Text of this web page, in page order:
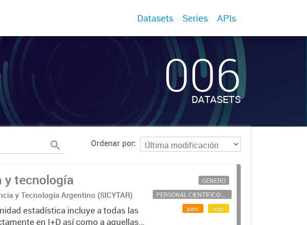
Datasets Series APIs
006
DATASETS
Ordenar por
y tecnología
y Tecnología Argentino (SICYTAR)
estadística incluye a todas las
en I+D así como a aquellas
GÉNERO
PERSONAL CIENTÍFICO-TECNOLÓGICO
json
csv